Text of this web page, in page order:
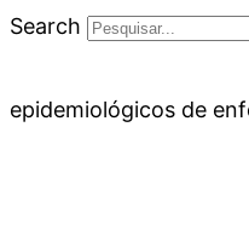
Search
epidemiológicos de